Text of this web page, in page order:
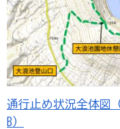
通行止め状況全体図
B）